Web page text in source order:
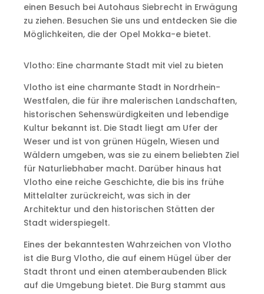
einen Besuch bei Autohaus Siebrecht in Erwägung
zu ziehen. Besuchen Sie uns und entdecken Sie die
Möglichkeiten, die der Opel Mokka-e bietet.
Vlotho: Eine charmante Stadt mit viel zu bieten
Vlotho ist eine charmante Stadt in Nordrhein-
Westfalen, die für ihre malerischen Landschaften,
historischen Sehenswürdigkeiten und lebendige
Kultur bekannt ist. Die Stadt liegt am Ufer der
Weser und ist von grünen Hügeln, Wiesen und
Wäldern umgeben, was sie zu einem beliebten Ziel
für Naturliebhaber macht. Darüber hinaus hat
Vlotho eine reiche Geschichte, die bis ins frühe
Mittelalter zurückreicht, was sich in der
Architektur und den historischen Stätten der
Stadt widerspiegelt.
Eines der bekanntesten Wahrzeichen von Vlotho
ist die Burg Vlotho, die auf einem Hügel über der
Stadt thront und einen atemberaubenden Blick
auf die Umgebung bietet. Die Burg stammt aus